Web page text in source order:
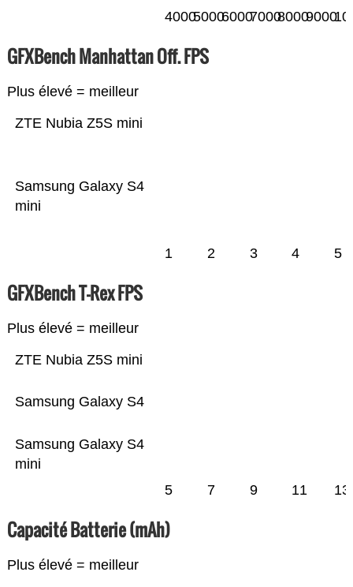
400050006000700080009000
GFXBench Manhattan Off. FPS
Plus élevé = meilleur
Samsung Galaxy S4
mini
ZTE Nubia Z5S mini
1 2 3 4 5
GFXBench T-Rex FPS
Plus élevé = meilleur
Samsung Galaxy S4
mini
Samsung Galaxy S4
ZTE Nubia Z5S mini
5 7 9 11 13
Capacité Batterie (mAh)
Plus élevé = meilleur